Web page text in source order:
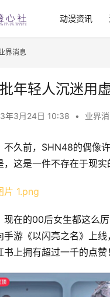
动漫资讯
界消息
年轻人沉迷用
年3月24日 10:38 • 业界
不久前，SHN48的偶像
，这是一件不存在于现
现在的00后女生都这么
手游《以闪亮之名》上
书上拥有超过一千的点赞！